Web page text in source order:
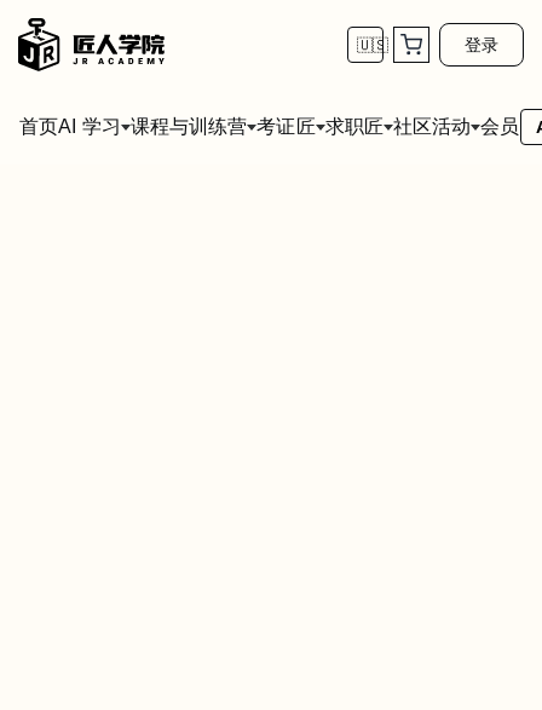
🇺🇸 登录
首页AI 学习 课程与训练营 考证匠 求职匠 社区活动 会员